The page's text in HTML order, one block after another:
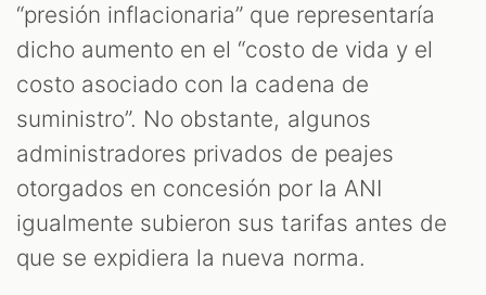
“presión inflacionaria” que representaría
dicho aumento en el “costo de vida y el
costo asociado con la cadena de
suministro”. No obstante, algunos
administradores privados de peajes
otorgados en concesión por la ANI
igualmente subieron sus tarifas antes de
que se expidiera la nueva norma.